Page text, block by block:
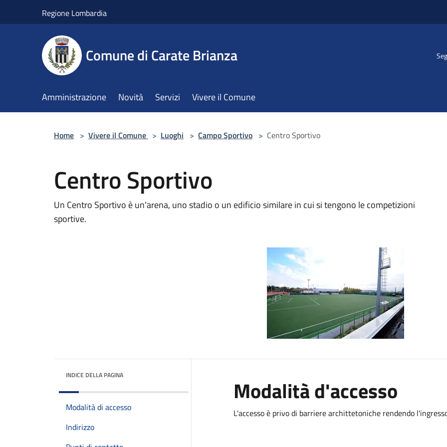
Regione Lombardia
Comune di Carate Brianza
Amministrazione Novità Servizi Vivere il Comune
Home > Vivere il Comune > Luoghi > Campo Sportivo > Centro Sportivo
Centro Sportivo
Un Centro Sportivo è un'arena, uno stadio o un edificio similare in cui si tengono le competizioni
sportive.
INDICE DELLA PAGINA
Modalità di accesso
Indirizzo
Modalità d'accesso
L'accesso è privo di barriere archittetoniche rendendo